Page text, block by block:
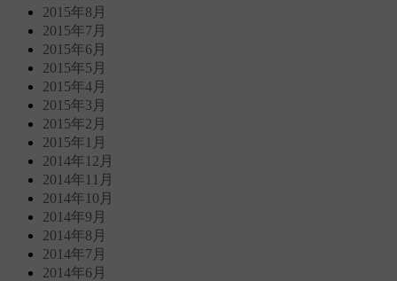
2015年8月
2015年7月
2015年6月
2015年5月
2015年4月
2015年3月
2015年2月
2015年1月
2014年12月
2014年11月
2014年10月
2014年9月
2014年8月
2014年7月
2014年6月